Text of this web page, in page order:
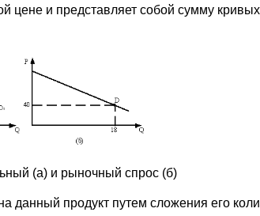
и представляет собой сумму
(а) и рыночный спрос (б)
данный продукт путем сложения его